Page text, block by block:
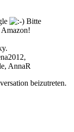
Bitte
.
,
, AnnaR
beizutreten.